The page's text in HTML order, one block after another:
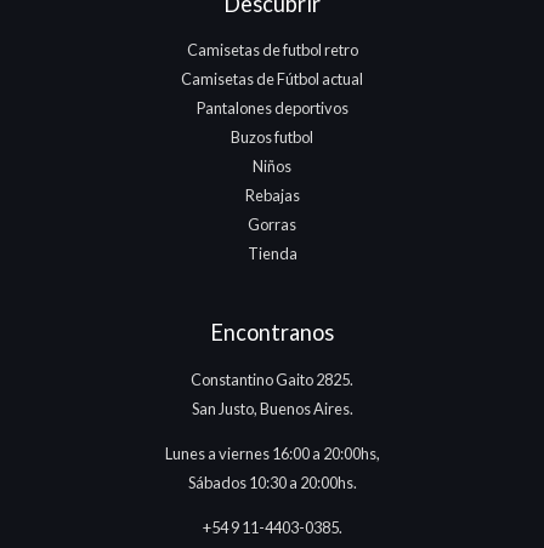
Camisetas de futbol retro
Camisetas de Fútbol actual
Pantalones deportivos
Buzos futbol
Niños
Rebajas
Gorras
Tienda
Encontranos
Constantino Gaito 2825.
San Justo, Buenos Aires.
Lunes a viernes 16:00 a 20:00hs,
Sábados 10:30 a 20:00hs.
+54 9 11-4403-0385.